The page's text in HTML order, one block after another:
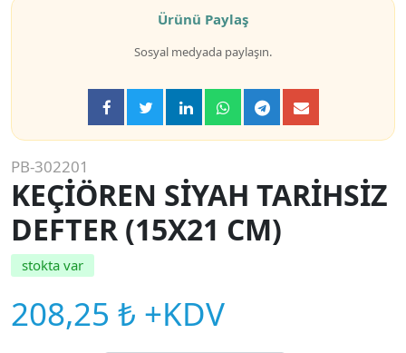
Ürünü Paylaş
Sosyal medyada paylaşın.
PB-302201
KEÇİÖREN SİYAH TARİHSİZ
DEFTER (15X21 CM)
stokta var
208,25 ₺ +KDV